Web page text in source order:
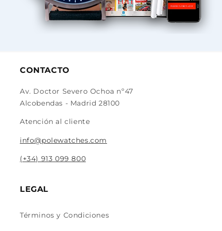
CONTACTO
Av. Doctor Severo Ochoa nº47
Alcobendas - Madrid 28100
Atención al cliente
info@polewatches.com
(+34) 913 099 800
LEGAL
Términos y Condiciones